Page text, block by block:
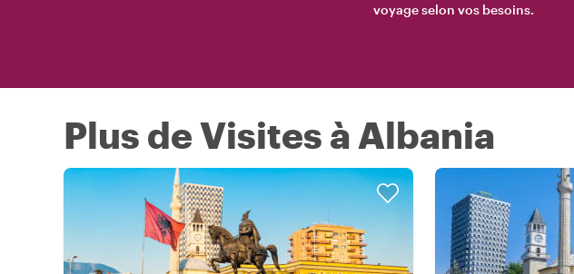
voyage selon vos besoins.
Plus de Visites à Albania